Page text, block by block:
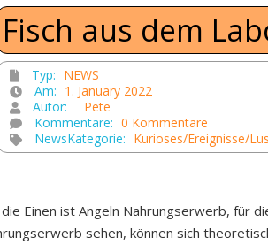
Fisch aus dem
Typ: NEWS
Am: 1. January 2022
Autor:
Pete
Kommentare: 0 Kommentare
NewsKategorie: Kurioses/Ereignisse/
die Einen ist Angeln Nahrungserwerb, für
sehen, können sich